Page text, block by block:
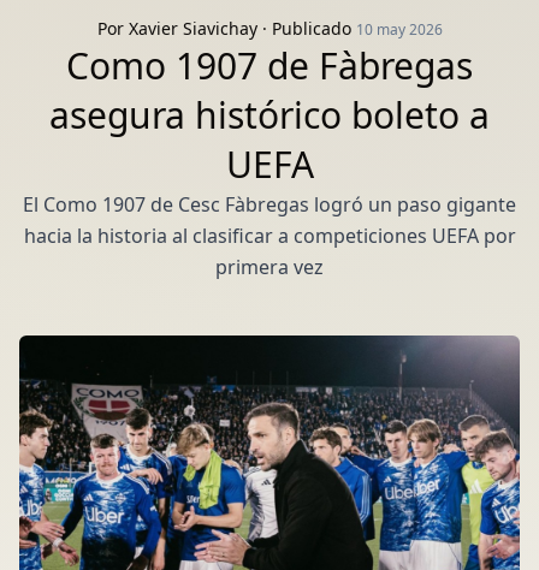
Por Xavier Siavichay· Publicado 10 may 2026
Como 1907 de Fàbregas
asegura histórico boleto a
UEFA
El Como 1907 de Cesc Fàbregas logró un paso gigante
hacia la historia al clasificar a competiciones UEFA por
primera vez